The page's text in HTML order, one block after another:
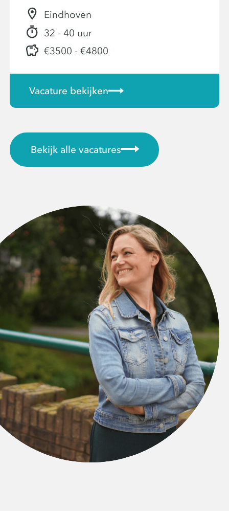
Eindhoven
32 - 40 uur
€3500 - €4800
Vacature bekijken
Bekijk alle vacatures